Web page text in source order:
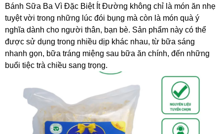
Bánh Sữa Ba Vì Đặc Biệt Ít Đường không chỉ là món ăn nhẹ
tuyệt vời trong những lúc đói bụng mà còn là món quà ý
nghĩa dành cho người thân, bạn bè. Sản phẩm này có thể
được sử dụng trong nhiều dịp khác nhau, từ bữa sáng
nhanh gọn, bữa tráng miệng sau bữa ăn chính, đến những
buổi tiệc trà chiều sang trọng.